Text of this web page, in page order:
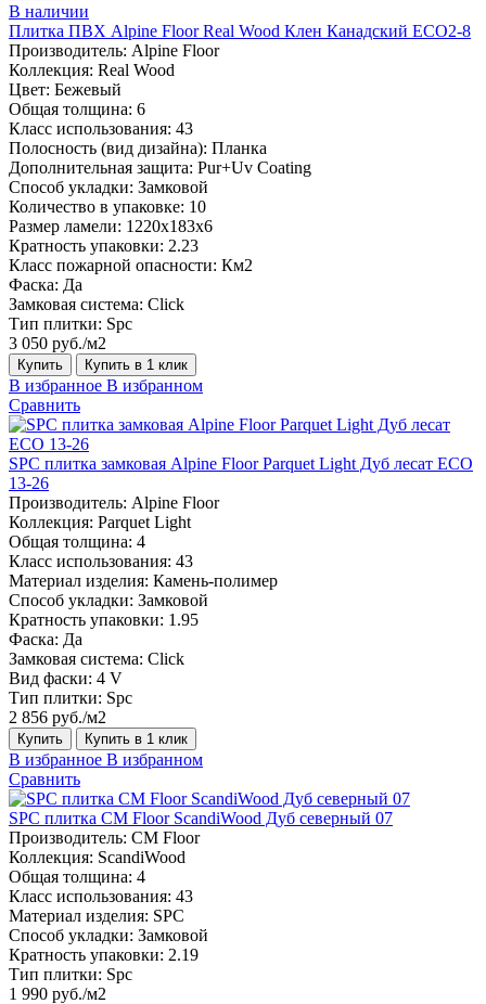
В наличии
Плитка ПВХ Alpine Floor Real Wood Клен Канадский ЕСО2-8
Производитель: Alpine Floor
Коллекция: Real Wood
Цвет: Бежевый
Общая толщина: 6
Класс использования: 43
Полосность (вид дизайна): Планка
Дополнительная защита: Pur+Uv Coating
Способ укладки: Замковой
Количество в упаковке: 10
Размер ламели: 1220х183х6
Кратность упаковки: 2.23
Класс пожарной опасности: Км2
Фаска: Да
Замковая система: Click
Тип плитки: Spc
3 050 руб./м2
Купить Купить в 1 клик
В избранное В избранном
Сравнить
SPC плитка замковая Alpine Floor Parquet Light Дуб лесат ЕСО
13-26
Производитель: Alpine Floor
Коллекция: Parquet Light
Общая толщина: 4
Класс использования: 43
Материал изделия: Камень-полимер
Способ укладки: Замковой
Кратность упаковки: 1.95
Фаска: Да
Замковая система: Click
Вид фаски: 4 V
Тип плитки: Spc
2 856 руб./м2
Купить Купить в 1 клик
В избранное В избранном
Сравнить
SPC плитка CM Floor ScandiWood Дуб северный 07
Производитель: CM Floor
Коллекция: ScandiWood
Общая толщина: 4
Класс использования: 43
Материал изделия: SPC
Способ укладки: Замковой
Кратность упаковки: 2.19
Тип плитки: Spc
1 990 руб./м2